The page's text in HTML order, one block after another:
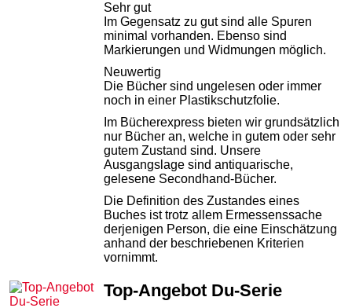
Sehr gut
Im Gegensatz zu gut sind alle Spuren
minimal vorhanden. Ebenso sind
Markierungen und Widmungen möglich.
Neuwertig
Die Bücher sind ungelesen oder immer
noch in einer Plastikschutzfolie.
Im Bücherexpress bieten wir grundsätzlich
nur Bücher an, welche in gutem oder sehr
gutem Zustand sind. Unsere
Ausgangslage sind antiquarische,
gelesene Secondhand-Bücher.
Die Definition des Zustandes eines
Buches ist trotz allem Ermessenssache
derjenigen Person, die eine Einschätzung
anhand der beschriebenen Kriterien
vornimmt.
Top-Angebot Du-Serie